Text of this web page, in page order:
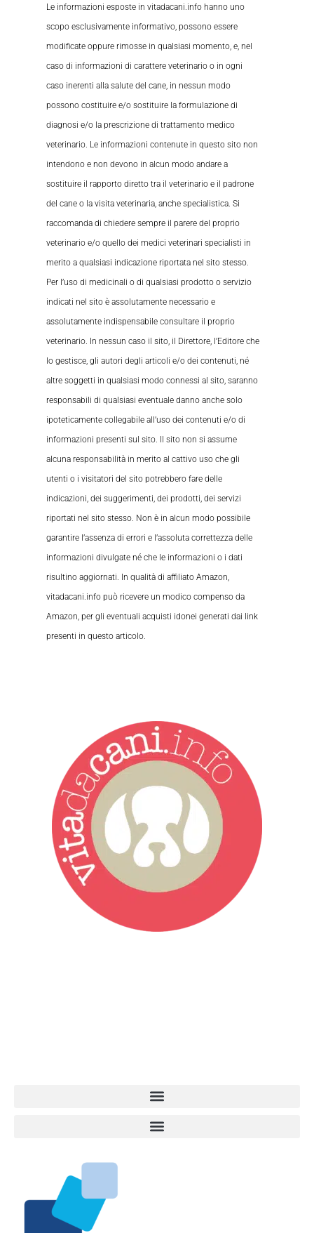
Le informazioni esposte in vitadacani.info hanno uno
scopo esclusivamente informativo, possono essere
modificate oppure rimosse in qualsiasi momento, e, nel
caso di informazioni di carattere veterinario o in ogni
caso inerenti alla salute del cane, in nessun modo
possono costituire e/o sostituire la formulazione di
diagnosi e/o la prescrizione di trattamento medico
veterinario. Le informazioni contenute in questo sito non
intendono e non devono in alcun modo andare a
sostituire il rapporto diretto tra il veterinario e il padrone
del cane o la visita veterinaria, anche specialistica. Si
raccomanda di chiedere sempre il parere del proprio
veterinario e/o quello dei medici veterinari specialisti in
merito a qualsiasi indicazione riportata nel sito stesso.
Per l’uso di medicinali o di qualsiasi prodotto o servizio
indicati nel sito è assolutamente necessario e
assolutamente indispensabile consultare il proprio
veterinario. In nessun caso il sito, il Direttore, l’Editore che
lo gestisce, gli autori degli articoli e/o dei contenuti, né
altre soggetti in qualsiasi modo connessi al sito, saranno
responsabili di qualsiasi eventuale danno anche solo
ipoteticamente collegabile all’uso dei contenuti e/o di
informazioni presenti sul sito. Il sito non si assume
alcuna responsabilità in merito al cattivo uso che gli
utenti o i visitatori del sito potrebbero fare delle
indicazioni, dei suggerimenti, dei prodotti, dei servizi
riportati nel sito stesso. Non è in alcun modo possibile
garantire l’assenza di errori e l’assoluta correttezza delle
informazioni divulgate né che le informazioni o i dati
risultino aggiornati. In qualità di affiliato Amazon,
vitadacani.info può ricevere un modico compenso da
Amazon, per gli eventuali acquisti idonei generati dai link
presenti in questo articolo.